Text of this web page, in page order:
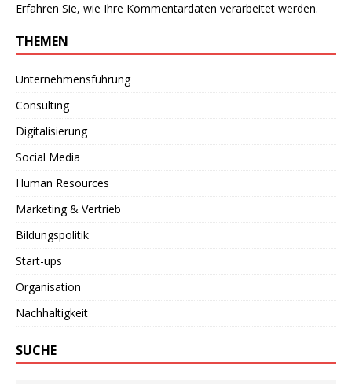
Erfahren Sie, wie Ihre Kommentardaten verarbeitet werden.
THEMEN
Unternehmensführung
Consulting
Digitalisierung
Social Media
Human Resources
Marketing & Vertrieb
Bildungspolitik
Start-ups
Organisation
Nachhaltigkeit
SUCHE